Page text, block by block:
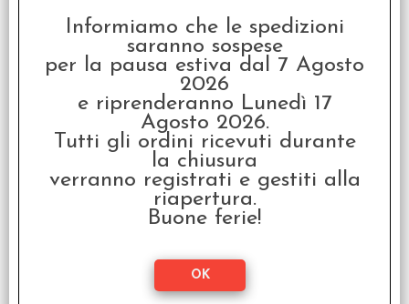
Set Dadi Trasparenti -
Trasparente/Bianco
€ 10,99
€8,79
Informiamo che le spedizioni
saranno sospese
per la pausa estiva dal 7 Agosto
2026
e riprenderanno Lunedì 17
Agosto 2026.
Tutti gli ordini ricevuti durante
la chiusura
verranno registrati e gestiti alla
riapertura.
Buone ferie!